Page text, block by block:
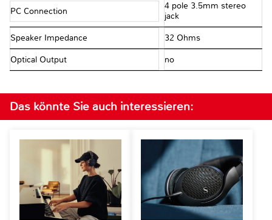
PC Connection
4 pole 3.5mm stereo
jack
Speaker Impedance 32 Ohms
Optical Output no
Das könnte Sie auch interessieren: